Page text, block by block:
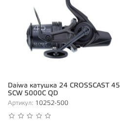
Daiwa катушка 24 CROSSCAST 45
SCW 5000C QD
Артикул:10252-500